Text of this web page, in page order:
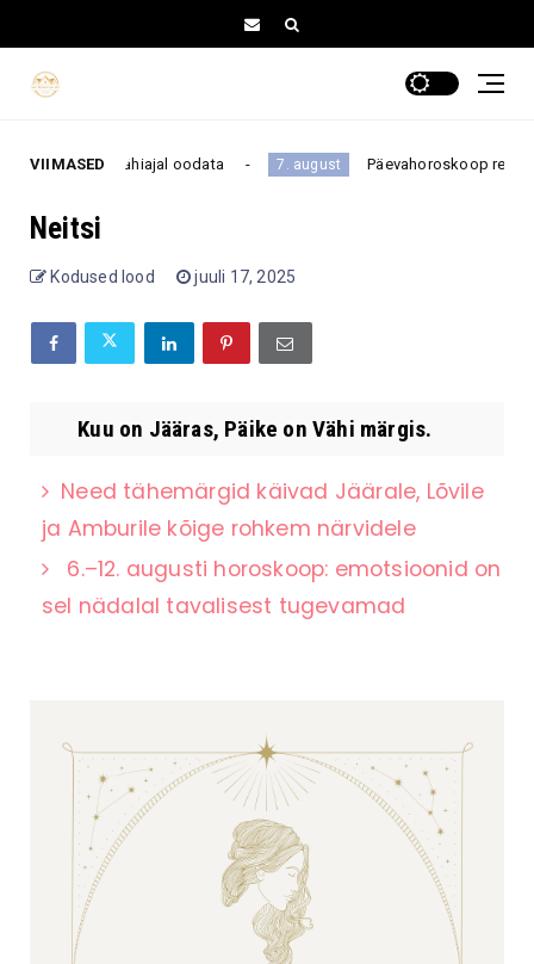
VIIMASED
võib sind lähiajal oodata 7. august Päevahoroskoop
Neitsi
Kodused lood juuli 17, 2025
Kuu on Jääras, Päike on Vähi märgis.
Need tähemärgid käivad Jäärale, Lõvile
ja Amburile kõige rohkem närvidele
6.–12. augusti horoskoop: emotsioonid on
sel nädalal tavalisest tugevamad